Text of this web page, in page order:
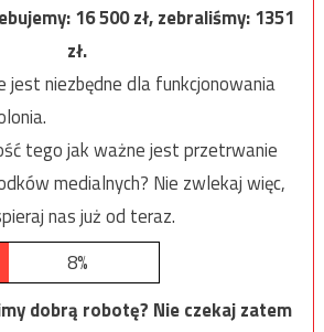
16 500zł, zebraliśmy:1351
zł.
niezbędne dla funkcjonowania
tego jak ważne jest przetrwanie
medialnych? Nie zwlekaj więc,
nas już od teraz.
8%
dobrą robotę? Nie czekaj zatem